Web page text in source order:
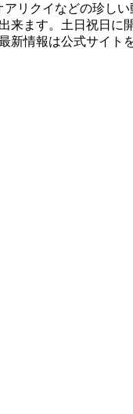
リクイなどの珍し
ます。土日祝日に
情報は公式サイト